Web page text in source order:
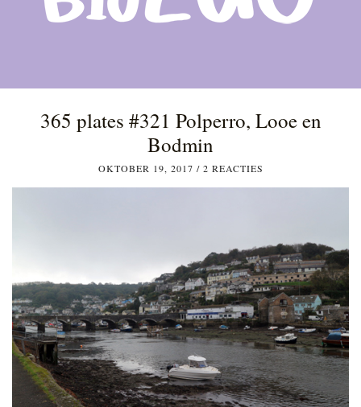
365 plates #321 Polperro, Looe en
Bodmin
OKTOBER 19, 2017 / 2 REACTIES